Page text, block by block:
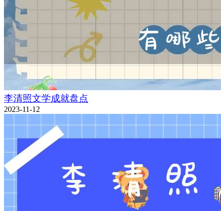
李清照文学成就盘点
2023-11-12